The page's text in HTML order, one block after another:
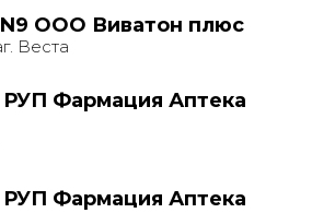
N9 ООО Виватон плюс
Веста
РУП Фармация Аптека
РУП Фармация Аптека